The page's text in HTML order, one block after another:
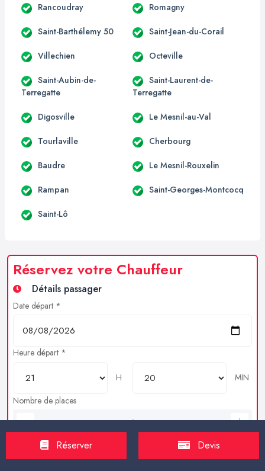
Rancoudray Romagny
Saint-Barthélemy 50 Saint-Jean-du-Corail
Villechien Octeville
Saint-Aubin-de-
Terregatte
Saint-Laurent-de-
Terregatte
Digosville Le Mesnil-au-Val
Tourlaville Cherbourg
Baudre Le Mesnil-Rouxelin
Rampan Saint-Georges-Montcocq
Saint-Lô
Réservez votre Chauffeur
Détails passager
Date départ *
Heure départ *
H
MIN
Nombre de places
Bagages en soutes
Réserver Devis